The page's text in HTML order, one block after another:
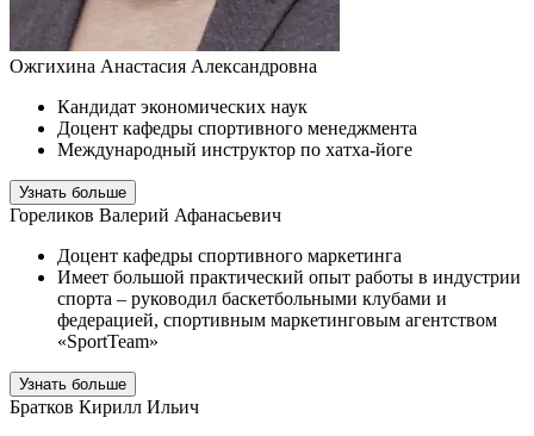
Ожгихина Анастасия Александровна
Кандидат экономических наук
Доцент кафедры спортивного менеджмента
Международный инструктор по хатха-йоге
Узнать больше
Гореликов Валерий Афанасьевич
Доцент кафедры спортивного маркетинга
Имеет большой практический опыт работы в индустрии
спорта – руководил баскетбольными клубами и
федерацией, спортивным маркетинговым агентством
«SportTeam»
Узнать больше
Братков Кирилл Ильич